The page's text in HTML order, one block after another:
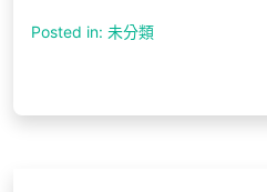
Posted in: 未分類